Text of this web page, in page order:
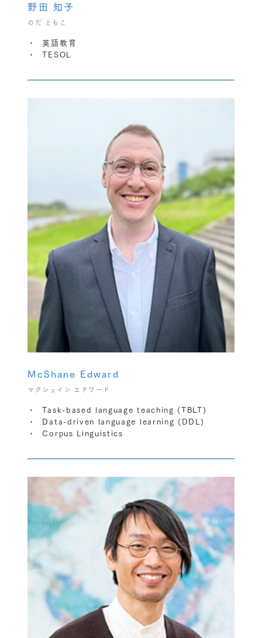
野田 知子
のだ ともこ
英語教育
TESOL
McShane Edward
マクシェイン エドワード
Task-based language teaching (TBLT)
Data-driven language learning (DDL)
Corpus Linguistics